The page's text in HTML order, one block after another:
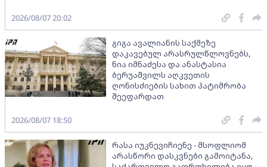
2026/08/07 20:02
გიგა ავალიანის საქმეზე
დაკავებულ არასრულწლოვნებს,
ნია იმნაძესა და ანასტასია
ბერუაშვილს აღკვეთის
ღონისძიების სახით პატიმრობა
შეეფარდათ
2026/08/07 18:50
რასა იუკნევიჩიენე - მსოფლიომ
არასწორი დასკვნები გამოიტანა,